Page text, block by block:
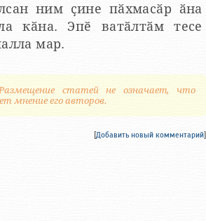
ним ҫине пӑхмасӑр ӑна
кӑна. Эпӗ ватӑлтӑм тесе
мар.
статей не означает, что
мнение его авторов.
[Добавить новый комментарий]